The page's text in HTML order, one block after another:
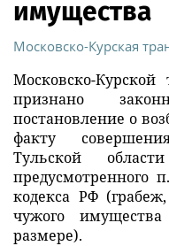
имущества
Московско-Курская
Московско-Курской
признано
постановление о
факту
Тульской
предусмотренного
кодекса РФ
чужого
размере).